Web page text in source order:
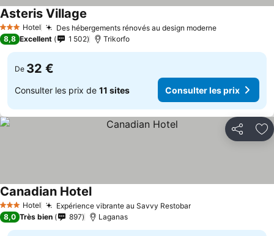
3 ÉtoilesHotel Des hébergements rénovés au design moderne
Asteris Village
8,8 Excellent 1 502 Trikorfo
De 32 €
Consulter les prix de 11 sites Consulter les prix
Partager
3 ÉtoilesHotel Expérience vibrante au Savvy Restobar
Canadian Hotel
8,0 Très bien 897 Laganas